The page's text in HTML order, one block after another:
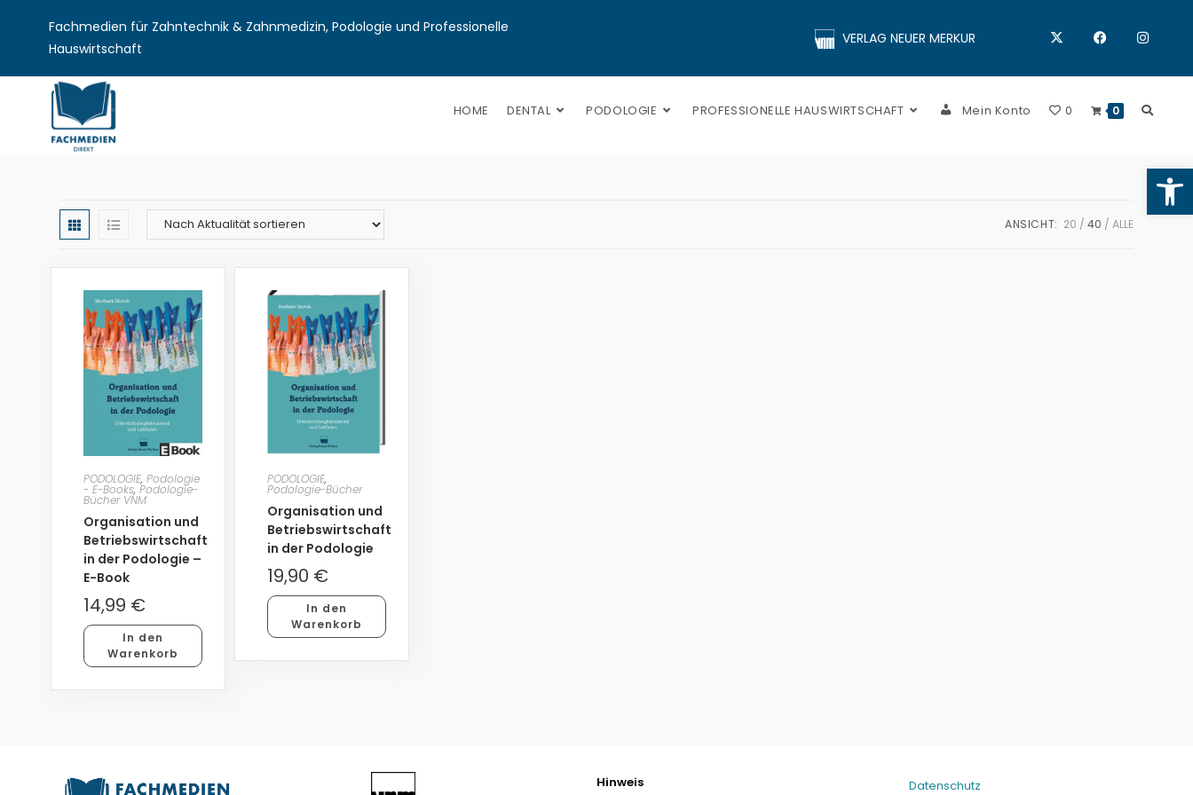
Fachmedien für Zahntechnik & Zahnmedizin, Podologie und Professionelle
Hauswirtschaft
VERLAG NEUER MERKUR
HOME DENTAL PODOLOGIE PROFESSIONELLE HAUSWIRTSCHAFT Mein Konto 0 0
ANSICHT: 20 40 ALLE
PODOLOGIE,Podologie
- E-Books,Podologie-
Bücher VNM
Organisation und
Betriebswirtschaft
in der Podologie –
E-Book
14,99 €
In den
Warenkorb
PODOLOGIE,
Podologie-Bücher
Organisation und
Betriebswirtschaft
in der Podologie
19,90 €
In den
Warenkorb
Hinweis Datenschutz